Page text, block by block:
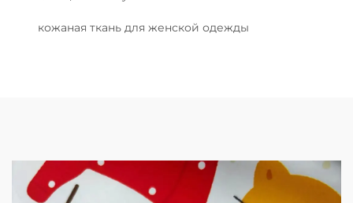
кожаная ткань для женской одежды